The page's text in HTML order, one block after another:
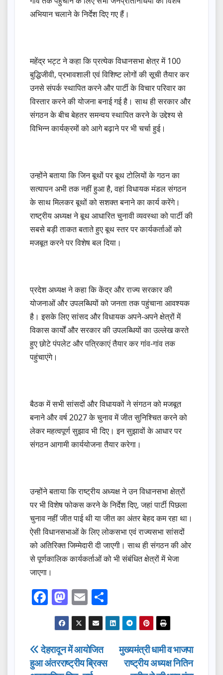
अभियान चलाने के निर्देश दिए गए हैं।
महेंद्र भट्ट ने कहा कि प्रत्येक विधानसभा क्षेत्र में 100
बुद्धिजीवी, प्रभावशाली एवं विशिष्ट लोगों की सूची तैयार कर
उनसे संपर्क स्थापित करने और पार्टी के विचार परिवार का
विस्तार करने की योजना बनाई गई है। साथ ही सरकार और
संगठन के बीच बेहतर समन्वय स्थापित करने के उद्देश्य से
विभिन्न कार्यक्रमों को आगे बढ़ाने पर भी चर्चा हुई।
उन्होंने बताया कि जिन बूथों पर बूथ टोलियों के गठन का
सत्यापन अभी तक नहीं हुआ है, वहां विधायक मंडल संगठन
के साथ मिलकर बूथों को सशक्त बनाने का कार्य करेंगे।
राष्ट्रीय अध्यक्ष ने बूथ आधारित चुनावी व्यवस्था को पार्टी की
सबसे बड़ी ताकत बताते हुए बूथ स्तर पर कार्यकर्ताओं को
मजबूत करने पर विशेष बल दिया।
प्रदेश अध्यक्ष ने कहा कि केंद्र और राज्य सरकार की
योजनाओं और उपलब्धियों को जनता तक पहुंचाना आवश्यक
है। इसके लिए सांसद और विधायक अपने-अपने क्षेत्रों में
विकास कार्यों और सरकार की उपलब्धियों का उल्लेख करते
हुए छोटे पंपलेट और पत्रिकाएं तैयार कर गांव-गांव तक
पहुंचाएंगे।
बैठक में सभी सांसदों और विधायकों ने संगठन को मजबूत
बनाने और वर्ष 2027 के चुनाव में जीत सुनिश्चित करने को
लेकर महत्वपूर्ण सुझाव भी दिए। इन सुझावों के आधार पर
संगठन आगामी कार्ययोजना तैयार करेगा।
उन्होंने बताया कि राष्ट्रीय अध्यक्ष ने उन विधानसभा क्षेत्रों
पर भी विशेष फोकस करने के निर्देश दिए, जहां पार्टी पिछला
चुनाव नहीं जीत पाई थी या जीत का अंतर बेहद कम रहा था।
ऐसी विधानसभाओं के लिए लोकसभा एवं राज्यसभा सांसदों
को अतिरिक्त जिम्मेदारी दी जाएगी। साथ ही संगठन की ओर
से पूर्णकालिक कार्यकर्ताओं को भी संबंधित क्षेत्रों में भेजा
जाएगा।
F
a
c
e
b
M
a
st
o
d
E
m
ail
h
ar
Post
मुख्यमंत्री धामी व भाजपा
राष्ट्रीय अध्यक्ष नितिन
देहरादून में आयोजित
हुआ अंतरराष्ट्रीय ब्रिक्स